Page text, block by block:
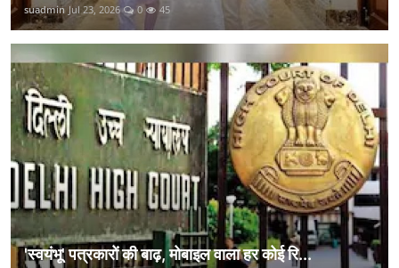
suadmin Jul 23, 2026 0 45
'स्वयंभू' पत्रकारों की बाढ़, मोबाइल वाला हर कोई रि...